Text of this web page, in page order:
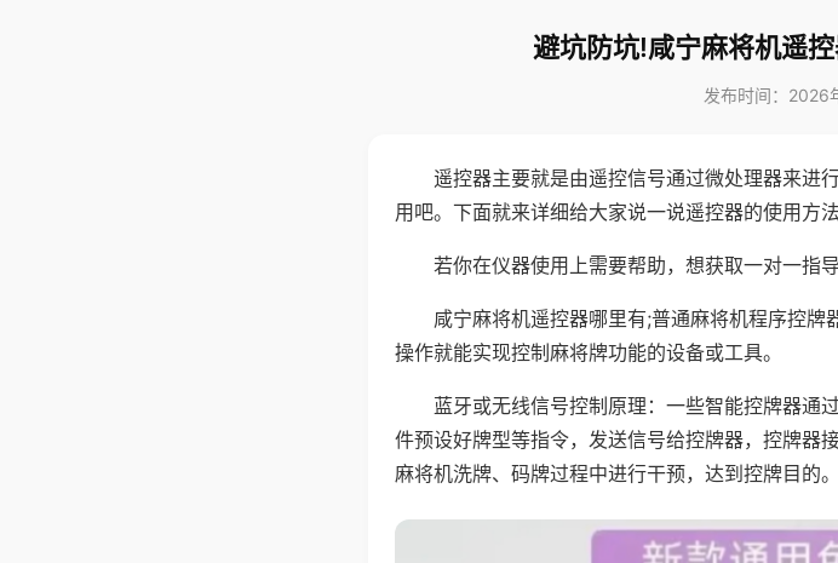
避坑防坑!咸宁麻将机遥
发布时间：2026
遥控器主要就是由遥控信号通过微处理器来进
用吧。下面就来详细给大家说一说遥控器的使用方法
若你在仪器使用上需要帮助，想获取一对一指
咸宁麻将机遥控器哪里有;普通麻将机程序控
操作就能实现控制麻将牌功能的设备或工具。
蓝牙或无线信号控制原理：一些智能控牌器通
件预设好牌型等指令，发送信号给控牌器，控牌器
麻将机洗牌、码牌过程中进行干预，达到控牌目的。